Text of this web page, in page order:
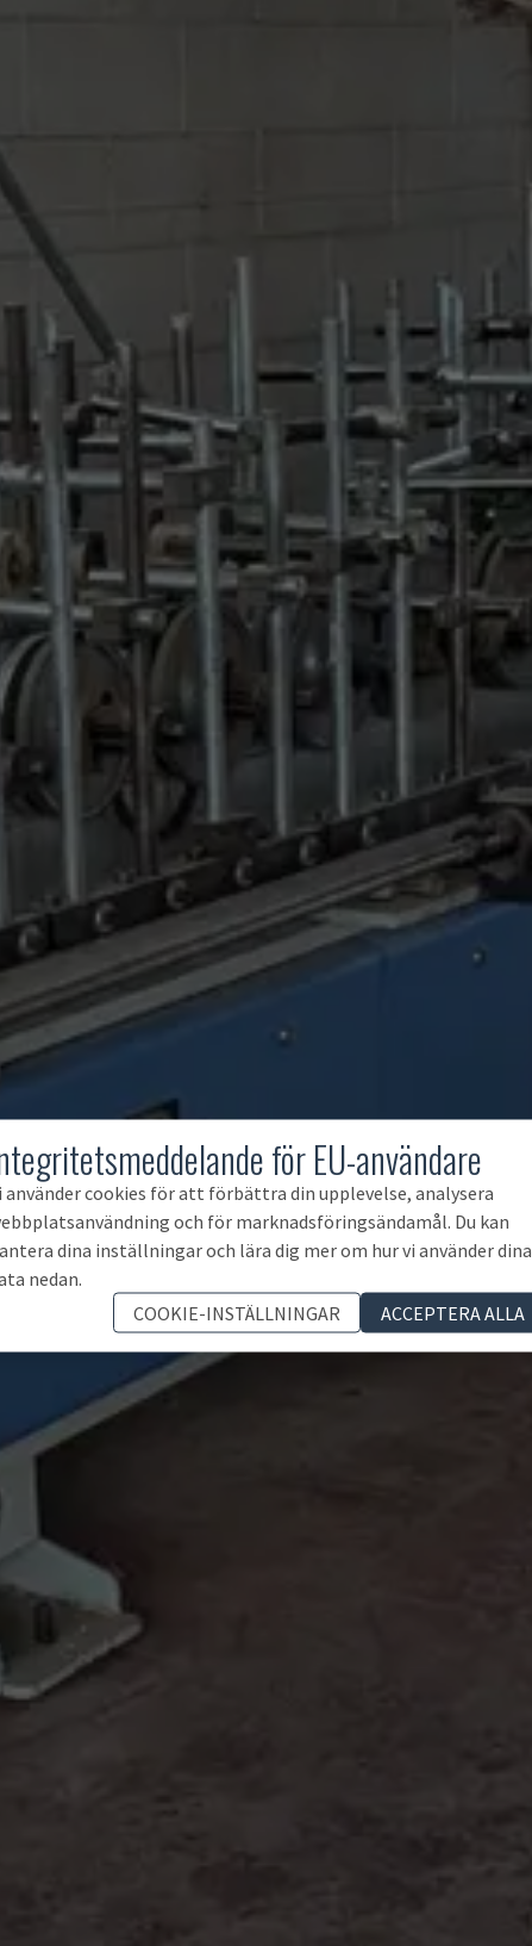
för EU-användare
använder cookies för att förbättra din upplevelse, analysera
och för marknadsföringsändamål. Du kan
dina inställningar och lära dig mer om hur vi använder dina
nedan.
COOKIE-INSTÄLLNINGAR
ACCEPTERA ALLA